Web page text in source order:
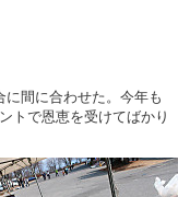
間に合わせた。今年も
トで恩恵を受けてばかり